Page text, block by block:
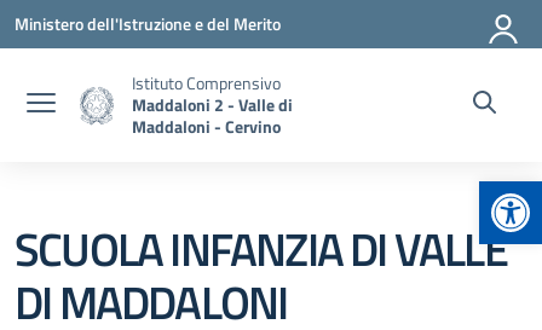
Vai ai contenuti
Vai al menu di navigazione
Vai al footer
Ministero dell'Istruzione e del Merito
Istituto Comprensivo
Maddaloni 2 - Valle di
Maddaloni - Cervino
SCUOLA INFANZIA DI VALLE
DI MADDALONI